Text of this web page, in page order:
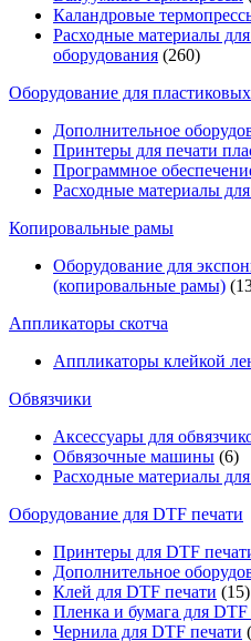
Каландровые
Расходные материалы
оборудования (260)
Оборудование для
Дополнительное
Принтеры для печати
Программное
Расходные материалы
Копировальные рамы
Оборудование для
(копировальные рамы)
Аппликаторы скотча
Аппликаторы клейкой
Обвязчики
Аксессуары для
Обвязочные машины (6)
Расходные материалы
Оборудование для DTF печати
Принтеры для DTF
Дополнительное
Клей для DTF печати (15)
Пленка и бумага для DTF
Чернила для DTF печати